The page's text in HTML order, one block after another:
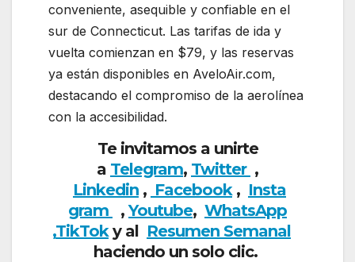
conveniente, asequible y confiable en el
sur de Connecticut. Las tarifas de ida y
vuelta comienzan en $79, y las reservas
ya están disponibles en AveloAir.com,
destacando el compromiso de la aerolínea
con la accesibilidad.
Te invitamos a unirte
a Telegram, Twitter ,
Linkedin , Facebook, Insta
gram
,Youtube, WhatsApp
,TikToky al Resumen Semanal
haciendo un solo clic.